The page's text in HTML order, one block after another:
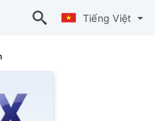
Tiếng Việt